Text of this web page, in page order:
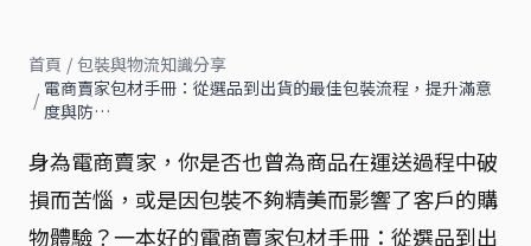
首頁 / 包裝與物流知識分享
/ 電商賣家包材手冊：從選品到出貨的最佳包裝流程，提升滿意
度與防…
身為電商賣家，你是否也曾為商品在運送過程中破
損而苦惱，或是因包裝不夠精美而影響了客戶的購
物體驗？一本好的電商賣家包材手冊：從選品到出